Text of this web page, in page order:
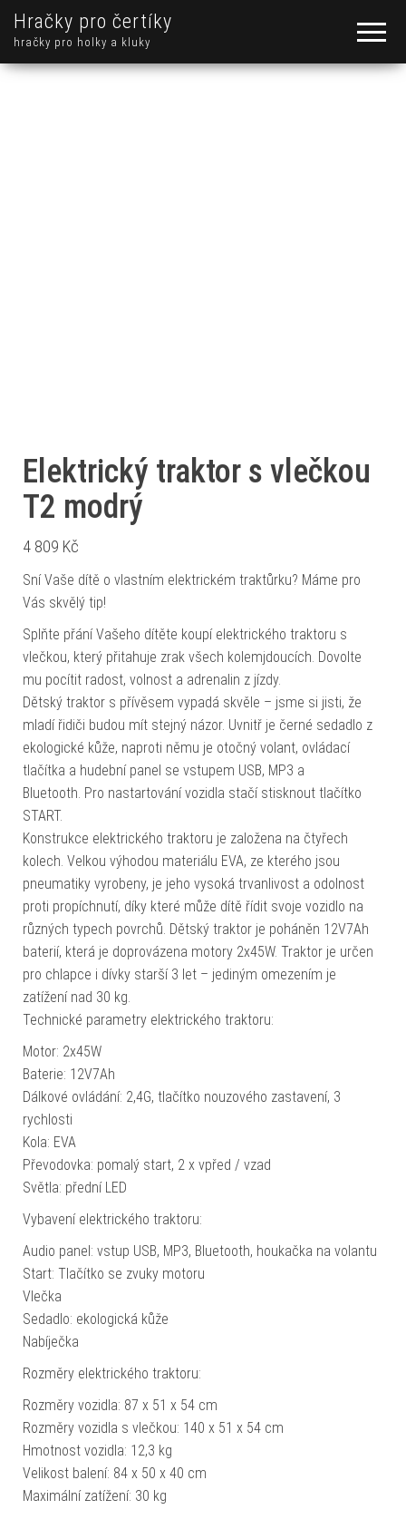
Hračky pro čertíky
hračky pro holky a kluky
Elektrický traktor s vlečkou
T2 modrý
4 809 Kč
Sní Vaše dítě o vlastním elektrickém traktůrku? Máme pro
Vás skvělý tip!
Splňte přání Vašeho dítěte koupí elektrického traktoru s
vlečkou, který přitahuje zrak všech kolemjdoucích. Dovolte
mu pocítit radost, volnost a adrenalin z jízdy.
Dětský traktor s přívěsem vypadá skvěle – jsme si jisti, že
mladí řidiči budou mít stejný názor. Uvnitř je černé sedadlo z
ekologické kůže, naproti němu je otočný volant, ovládací
tlačítka a hudební panel se vstupem USB, MP3 a
Bluetooth. Pro nastartování vozidla stačí stisknout tlačítko
START.
Konstrukce elektrického traktoru je založena na čtyřech
kolech. Velkou výhodou materiálu EVA, ze kterého jsou
pneumatiky vyrobeny, je jeho vysoká trvanlivost a odolnost
proti propíchnutí, díky které může dítě řídit svoje vozidlo na
různých typech povrchů. Dětský traktor je poháněn 12V7Ah
baterií, která je doprovázena motory 2x45W. Traktor je určen
pro chlapce i dívky starší 3 let – jediným omezením je
zatížení nad 30 kg.
Technické parametry elektrického traktoru:
Motor: 2x45W
Baterie: 12V7Ah
Dálkové ovládání: 2,4G, tlačítko nouzového zastavení, 3
rychlosti
Kola: EVA
Převodovka: pomalý start, 2 x vpřed / vzad
Světla: přední LED
Vybavení elektrického traktoru:
Audio panel: vstup USB, MP3, Bluetooth, houkačka na volantu
Start: Tlačítko se zvuky motoru
Vlečka
Sedadlo: ekologická kůže
Nabíječka
Rozměry elektrického traktoru:
Rozměry vozidla: 87 x 51 x 54 cm
Rozměry vozidla s vlečkou: 140 x 51 x 54 cm
Hmotnost vozidla: 12,3 kg
Velikost balení: 84 x 50 x 40 cm
Maximální zatížení: 30 kg